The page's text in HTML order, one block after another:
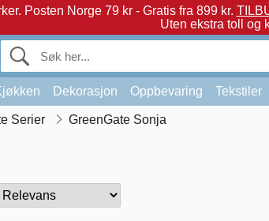
Posten Norge 79 kr - Gratis fra 899 kr.
Uten ekstra toll og
Dekorasjon Oppbevaring Tekstiler
Serier GreenGate Sonja